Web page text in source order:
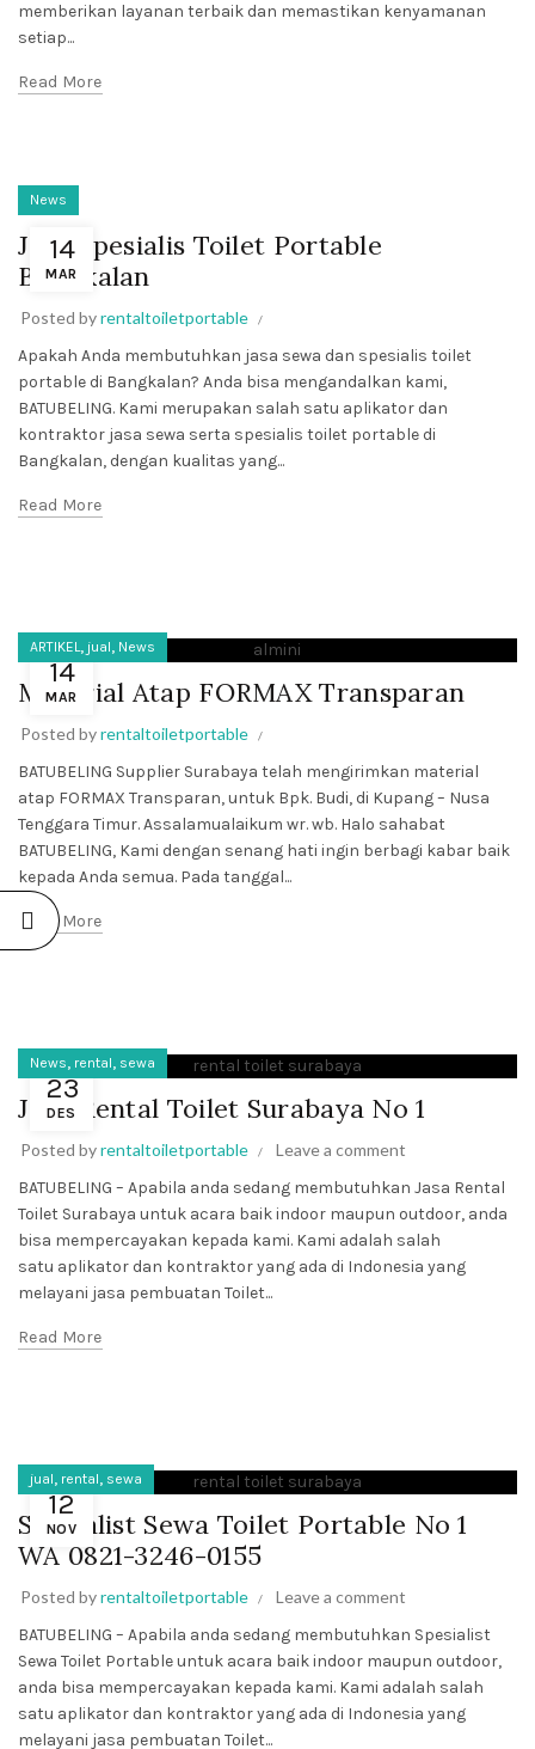
memberikan layanan terbaik dan memastikan kenyamanan
setiap...
Read More
14
MAR
News
Jasa Spesialis Toilet Portable
Bangkalan
Posted byrentaltoiletportable
Apakah Anda membutuhkan jasa sewa dan spesialis toilet
portable di Bangkalan? Anda bisa mengandalkan kami,
BATUBELING. Kami merupakan salah satu aplikator dan
kontraktor jasa sewa serta spesialis toilet portable di
Bangkalan, dengan kualitas yang...
Read More
14
MAR
ARTIKEL, jual, News
Material Atap FORMAX Transparan
Posted byrentaltoiletportable
BATUBELING Supplier Surabaya telah mengirimkan material
atap FORMAX Transparan, untuk Bpk. Budi, di Kupang – Nusa
Tenggara Timur. Assalamualaikum wr. wb. Halo sahabat
BATUBELING, Kami dengan senang hati ingin berbagi kabar baik
kepada Anda semua. Pada tanggal...
Read More
23
DES
News, rental, sewa
Jasa Rental Toilet Surabaya No 1
Posted byrentaltoiletportable
Leave a comment
BATUBELING – Apabila anda sedang membutuhkan Jasa Rental
Toilet Surabaya untuk acara baik indoor maupun outdoor, anda
bisa mempercayakan kepada kami. Kami adalah salah
satu aplikator dan kontraktor yang ada di Indonesia yang
melayani jasa pembuatan Toilet...
Read More
12
NOV
jual, rental, sewa
Spesialist Sewa Toilet Portable No 1
WA 0821-3246-0155
Posted byrentaltoiletportable
Leave a comment
BATUBELING – Apabila anda sedang membutuhkan Spesialist
Sewa Toilet Portable untuk acara baik indoor maupun outdoor,
anda bisa mempercayakan kepada kami. Kami adalah salah
satu aplikator dan kontraktor yang ada di Indonesia yang
melayani jasa pembuatan Toilet...